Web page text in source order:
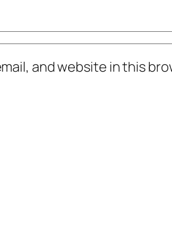
and website in this